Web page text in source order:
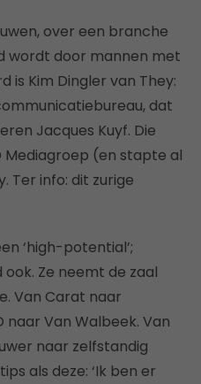
over een branche
wordt door mannen met
is Kim Dingler van They:
dat
Jacques Kuyf. Die
(en stapte al
Ter info: dit zurige
‘high-potential’;
Ze neemt de zaal
Van Carat naar
naar Van Walbeek. Van
naar zelfstandig
als deze: ‘Ik ben er